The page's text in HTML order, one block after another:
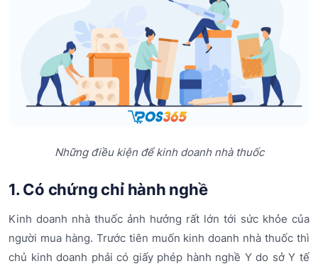
Những điều kiện để kinh doanh nhà thuốc
1. Có chứng chỉ hành nghề
Kinh doanh nhà thuốc ảnh hưởng rất lớn tới sức khỏe của
người mua hàng. Trước tiên muốn kinh doanh nhà thuốc thì
chủ kinh doanh phải có giấy phép hành nghề Y do sở Y tế